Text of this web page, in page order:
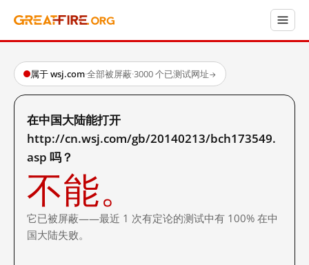
属于 wsj.com·全部被屏蔽·3000 个已测试网址→
在中国大陆能打开
http://cn.wsj.com/gb/20140213/bch173549.
asp 吗？
不能。
它已被屏蔽——最近 1 次有定论的测试中有 100% 在中
国大陆失败。